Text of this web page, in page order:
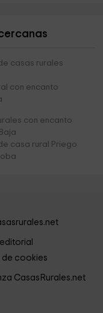
casas rurales
con encanto
con encanto
casa rural Priego
de cookies
CasasRurales.net